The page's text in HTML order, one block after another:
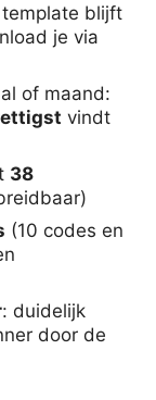
blijft
je via
of maand:
vindt
38
(10 codes en
: duidelijk
door de